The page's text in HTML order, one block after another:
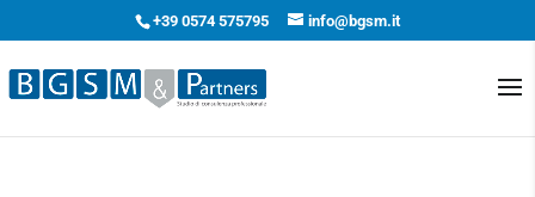
+39 0574 575795 info@bgsm.it